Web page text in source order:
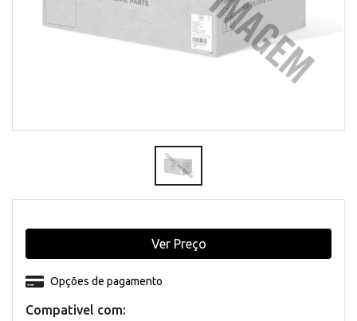
Compativel com:
Opções de pagamento
Ver Preço